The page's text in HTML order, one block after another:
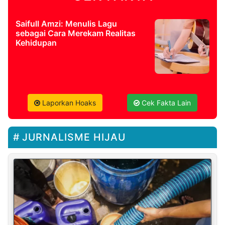
Saifull Amzi: Menulis Lagu
sebagai Cara Merekam Realitas
Kehidupan
Laporkan Hoaks Cek Fakta Lain
JURNALISME HIJAU